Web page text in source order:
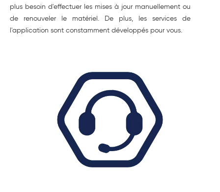
plus besoin d'effectuer les mises à jour manuellement ou
de renouveler le matériel. De plus, les services de
l'application sont constamment développés pour vous.